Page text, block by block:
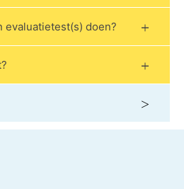
evaluatietest(s) doen?